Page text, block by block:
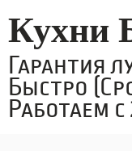
Кухни
Гарантия
Быстро
Работаем с